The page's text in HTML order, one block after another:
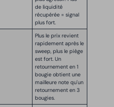
de liquidité
récupérée = signal
plus fort.
Plus le prix revient
rapidement après le
sweep, plus le piège
est fort. Un
retournement en 1
bougie obtient une
mailleure note qu'un
retournement en 3
bougies.